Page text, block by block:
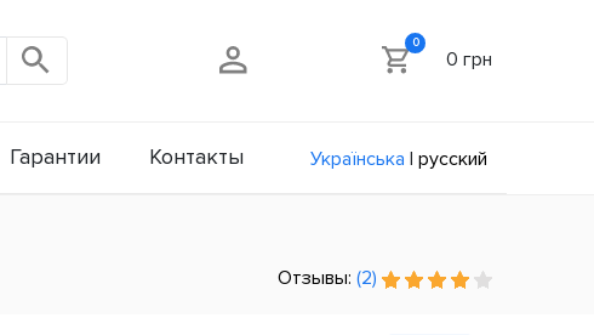
0
0 грн
Гарантии Контакты Українська | русский
Отзывы: (2)